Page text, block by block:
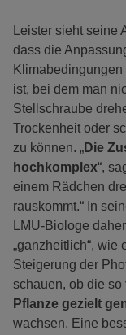
Leister sieht
dass die
ist, bei dem man
Stellschraube
Trockenheit oder
zu können. „Die
hochkomplex“,
einem Rädchen
rauskommt.“ In
LMU-Biologe
„ganzheitlich“, wie
Steigerung der
schauen, ob die so
Pflanze gezielt
wachsen. Eine